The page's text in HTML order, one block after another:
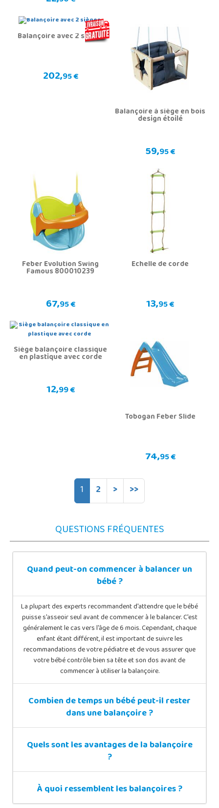
Balançoire avec 2 sièges
202,95 €
Balançoire à siège en bois
design étoilé
59,95 €
Feber Evolution Swing
Famous 800010239
67,95 €
Échelle de corde
13,95 €
Siège balançoire classique
en plastique avec corde
12,99 €
Tobogan Feber Slide
74,95 €
1 2 > >>
QUESTIONS FRÉQUENTES
Quand peut-on commencer à balancer un
bébé ?
La plupart des experts recommandent d'attendre que le bébé
puisse s'asseoir seul avant de commencer à le balancer. C'est
généralement le cas vers l'âge de 6 mois. Cependant, chaque
enfant étant différent, il est important de suivre les
recommandations de votre pédiatre et de vous assurer que
votre bébé contrôle bien sa tête et son dos avant de
commencer à utiliser la balançoire.
Combien de temps un bébé peut-il rester
dans une balançoire ?
Quels sont les avantages de la balançoire
?
À quoi ressemblent les balançoires ?